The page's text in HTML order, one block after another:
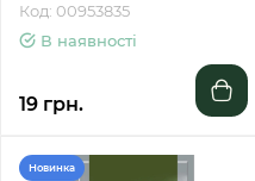
Код: 00953835
В наявності
19 грн.
Новинка